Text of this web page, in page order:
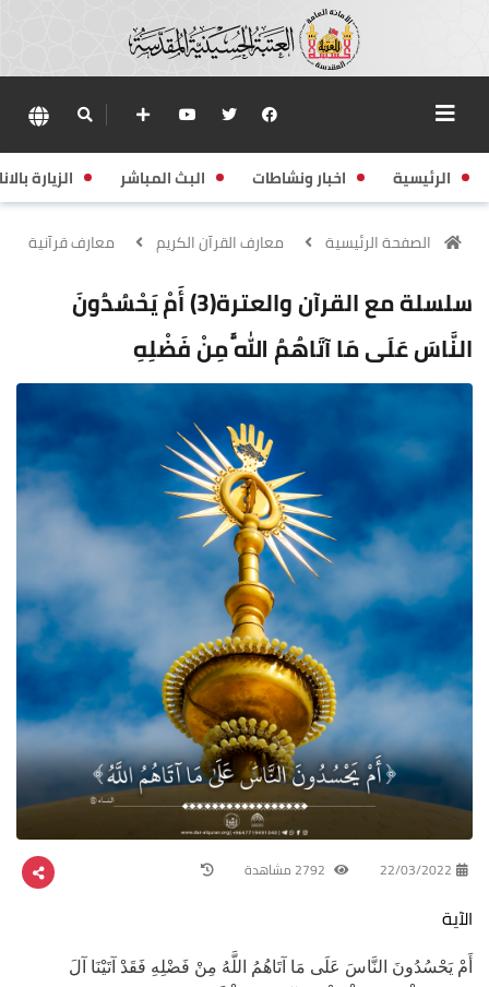
الرئيسية اخبار ونشاطات البث المباشر الزيارة
الصفحة الرئيسية معارف القرآن الكريم معارف قرآنية
سلسلة مع القرآن والعترة(3) أَمْ يَحْسُدُونَ
النَّاسَ عَلَى مَا آتَاهُمُ اللَّهُ مِنْ فَضْلِهِ
22/03/2022
الآية
أَمْ يَحْسُدُونَ النَّاسَ عَلَى مَا آتَاهُمُ اللَّهُ مِنْ فَضْلِهِ فَقَدْ آتَيْنَا آلَ